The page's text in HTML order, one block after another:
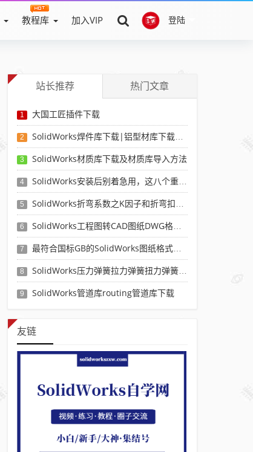
登陆
教程库 加入VIP
站长推荐 热门文章
1 大国工匠插件下载
2 SolidWorks焊件库下载|铝型材库下载|附sw焊件库添加配置使用教程
3 SolidWorks材质库下载及材质库导入方法
4 SolidWorks安装后别着急用，这八个重要SolidWorks设置可以提高你的画图效率
5 SolidWorks折弯系数之K因子和折弯扣除表-溪风推荐
6 SolidWorks工程图转CAD图纸DWG格式映射文件无乱码可分层-溪风亲测推荐
7 最符合国标GB的SolidWorks图纸格式和图纸模板下载-溪风专用版
8 SolidWorks压力弹簧拉力弹簧扭力弹簧涡卷弹簧自动生成宏程序下载
9 SolidWorks管道库routing管道库下载
友链